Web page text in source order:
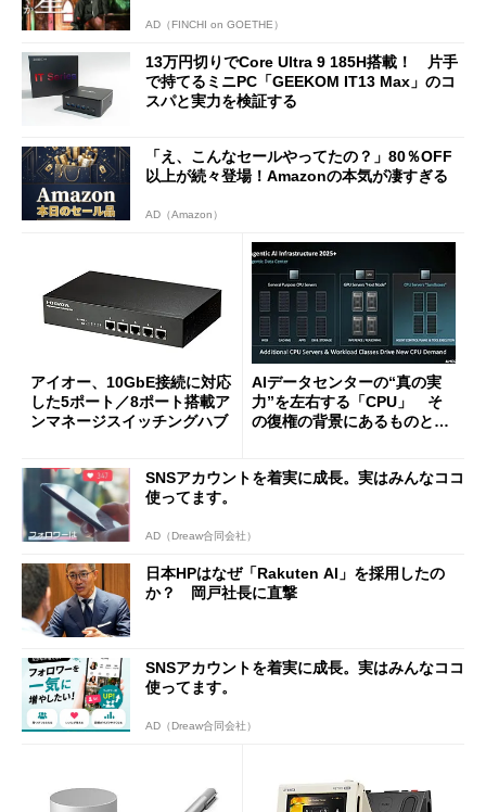
AD（FINCHI on GOETHE）
13万円切りでCore Ultra 9 185H搭載！ 片手
で持てるミニPC「GEEKOM IT13 Max」のコ
スパと実力を検証する
「え、こんなセールやってたの？」80％OFF
以上が続々登場！Amazonの本気が凄すぎる
AD（Amazon）
アイオー、10GbE接続に対応
した5ポート／8ポート搭載ア
ンマネージスイッチングハブ
AIデータセンターの“真の実
力”を左右する「CPU」 そ
の復権の背景にあるものと
SNSアカウントを着実に成長。実はみんなココ
使ってます。
AD（Dreaw合同会社）
日本HPはなぜ「Rakuten AI」を採用したの
か？ 岡戸社長に直撃
SNSアカウントを着実に成長。実はみんなココ
使ってます。
AD（Dreaw合同会社）